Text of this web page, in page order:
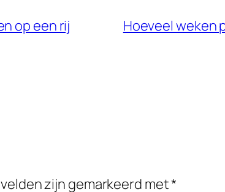
op een rij Hoeveel weken
zijn gemarkeerd met*